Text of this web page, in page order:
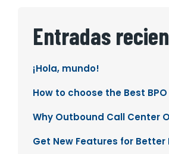
Entradas
¡Hola, mundo!
How to choose the Best
Why Outbound Call Center
Get New Features for Better